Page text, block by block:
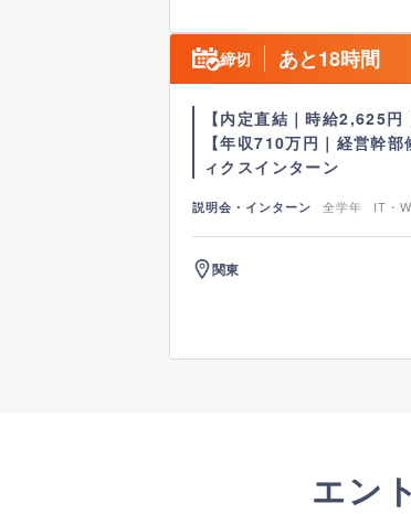
締切 あと18時間
【内定直結｜時給2,625円
【年収710万円｜経営幹
ィクスインターン
説明会・インターン 全学年
IT・
関東
エン